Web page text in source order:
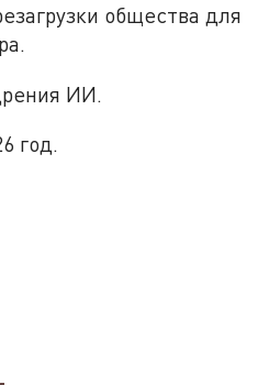
общества для
ИИ.
год.